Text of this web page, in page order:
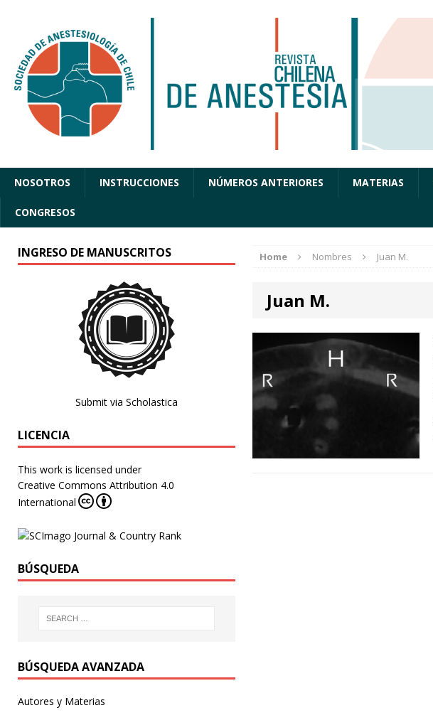
NOSOTROS INSTRUCCIONES NÚMEROS ANTERIORES MATERIAS
CONGRESOS
Home Nombres Juan M.
Juan M.
INGRESO DE MANUSCRITOS
Submit via Scholastica
LICENCIA
This work is licensed under
Creative Commons Attribution 4.0
International
BÚSQUEDA
BÚSQUEDA AVANZADA
Autores y Materias